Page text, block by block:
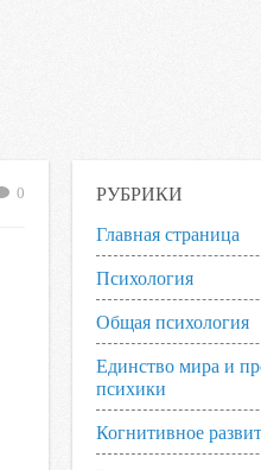
0 РУБРИКИ
Главная страница
Психология
Общая психология
Единство мира и
психики
Когнитивное